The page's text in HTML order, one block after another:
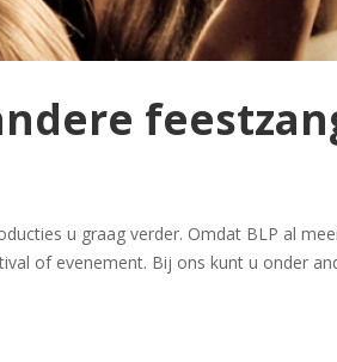
u graag verder. Omdat BLP al
of evenement. Bij ons kunt u onder